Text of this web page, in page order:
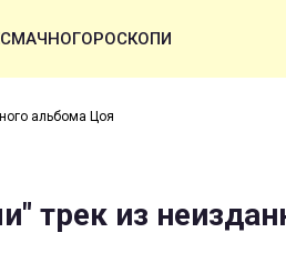
СМАЧНОГОРОСКОПИ
альбома Цоя
трек из